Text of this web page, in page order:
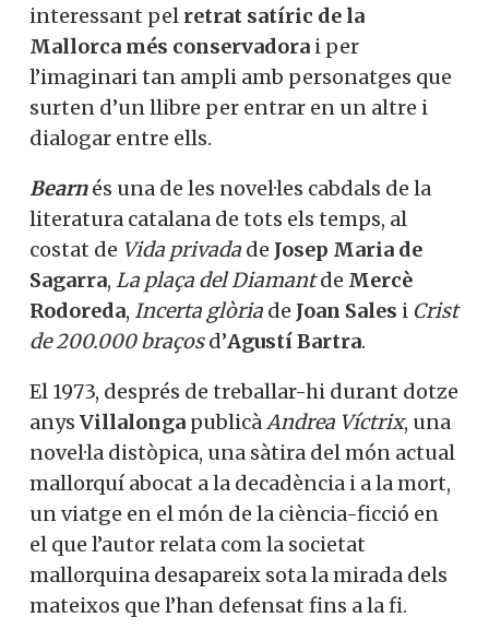
interessant pel retrat satíric de la
Mallorca més conservadora i per
l’imaginari tan ampli amb personatges que
surten d’un llibre per entrar en un altre i
dialogar entre ells.
Bearn és una de les novel·les cabdals de la
literatura catalana de tots els temps, al
costat de Vida privada de Josep Maria de
Sagarra, La plaça del Diamantde Mercè
Rodoreda, Incerta glòria de Joan Sales i Crist
de 200.000 braçosd’Agustí Bartra.
El 1973, després de treballar-hi durant dotze
anys Villalonga publicàAndrea Víctrix, una
novel·la distòpica, una sàtira del món actual
mallorquí abocat a la decadència i a la mort,
un viatge en el món de la ciència-ficció en
el que l’autor relata com la societat
mallorquina desapareix sota la mirada dels
mateixos que l’han defensat fins a la fi.